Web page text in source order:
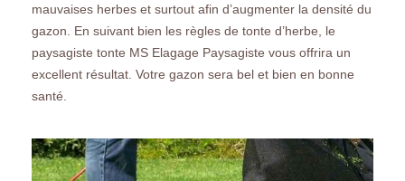
mauvaises herbes et surtout afin d’augmenter la densité du
gazon. En suivant bien les règles de tonte d’herbe, le
paysagiste tonte MS Elagage Paysagiste vous offrira un
excellent résultat. Votre gazon sera bel et bien en bonne
santé.